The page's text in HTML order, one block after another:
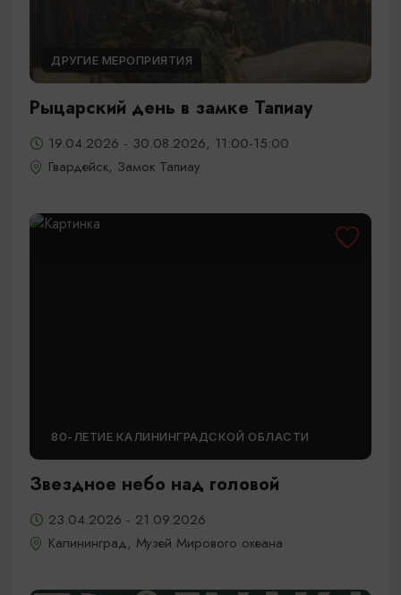
ДРУГИЕ МЕРОПРИЯТИЯ
Рыцарский день в замке Тапиау
19.04.2026 - 30.08.2026, 11:00-15:00
Гвардейск, Замок Тапиау
80-ЛЕТИЕ КАЛИНИНГРАДСКОЙ ОБЛАСТИ
Звездное небо над головой
23.04.2026 - 21.09.2026
Калининград, Музей Мирового океана